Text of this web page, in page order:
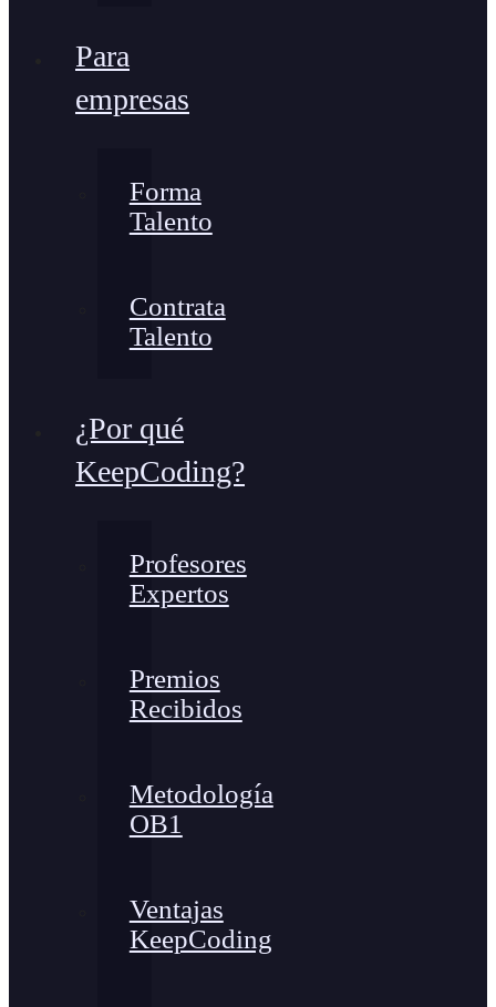
Para
empresas
Forma
Talento
Contrata
Talento
¿Por qué
KeepCoding?
Profesores
Expertos
Premios
Recibidos
Metodología
OB1
Ventajas
KeepCoding